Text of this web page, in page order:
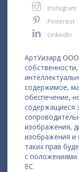
Instagram
Pinterest
LinkedIn
АртУизард ООО
содержимое,
обеспечение,
содержащиеся
изображения,
изображения и
таких прав
с положениями
ЕС.